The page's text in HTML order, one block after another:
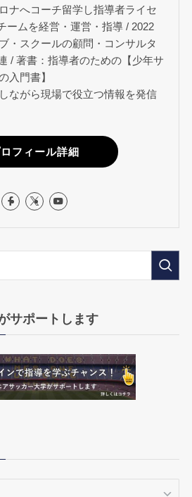
ナへコーチ留学し指導者ライセ
ームを経営・運営・指導 / 2022
・スクールの顧問・コンサルタ
/ 著書：指導者のための【少年サ
入門書】
ながら現場で役立つ情報を発信
フィール詳細
サポートします